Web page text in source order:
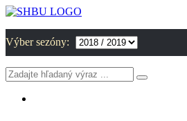
Výber sezóny: